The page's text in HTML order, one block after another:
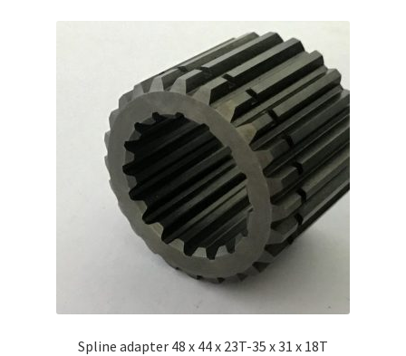
Spline adapter 48 x 44 x 23T-35 x 31 x 18T